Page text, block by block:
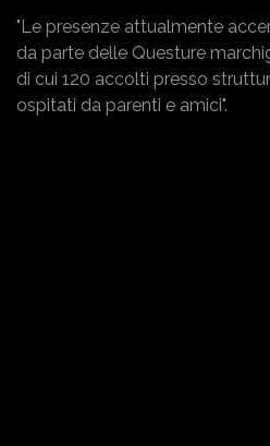
"Le presenze attualmente
da parte delle Questure
di cui 120 accolti presso
ospitati da parenti e amici".